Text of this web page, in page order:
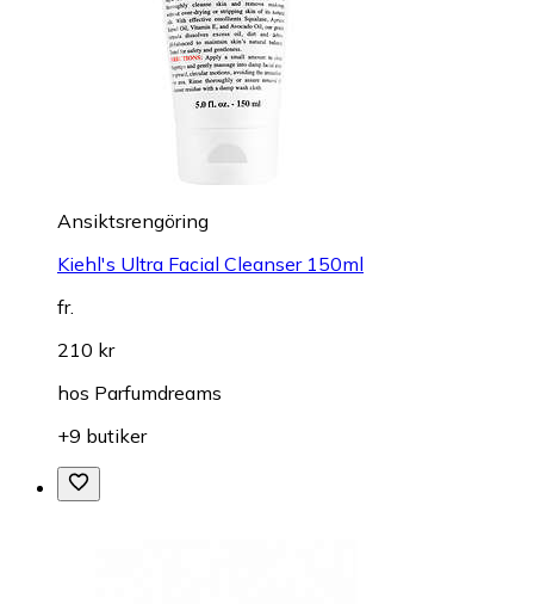
Ansiktsrengöring
Kiehl's Ultra Facial Cleanser 150ml
fr.
210 kr
hos Parfumdreams
+9 butiker